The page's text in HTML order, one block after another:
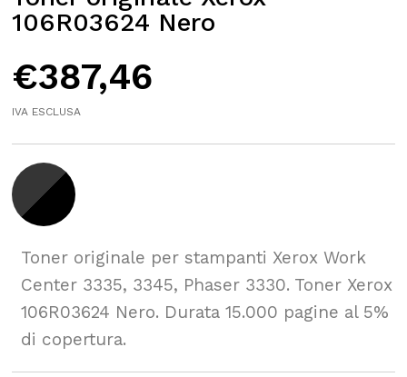
106R03624 Nero
€387,46
IVA ESCLUSA
Toner originale per stampanti Xerox Work
Center 3335, 3345, Phaser 3330. Toner Xerox
106R03624 Nero. Durata 15.000 pagine al 5%
di copertura.